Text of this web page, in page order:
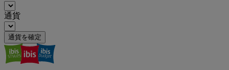
通貨
通貨を確定